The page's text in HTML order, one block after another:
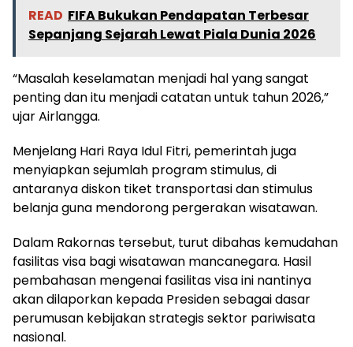
READ FIFA Bukukan Pendapatan Terbesar
Sepanjang Sejarah Lewat Piala Dunia 2026
“Masalah keselamatan menjadi hal yang sangat
penting dan itu menjadi catatan untuk tahun 2026,”
ujar Airlangga.
Menjelang Hari Raya Idul Fitri, pemerintah juga
menyiapkan sejumlah program stimulus, di
antaranya diskon tiket transportasi dan stimulus
belanja guna mendorong pergerakan wisatawan.
Dalam Rakornas tersebut, turut dibahas kemudahan
fasilitas visa bagi wisatawan mancanegara. Hasil
pembahasan mengenai fasilitas visa ini nantinya
akan dilaporkan kepada Presiden sebagai dasar
perumusan kebijakan strategis sektor pariwisata
nasional.